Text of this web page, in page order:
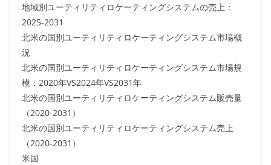
地域別ユーティリティロケーティングシステムの売上：
2025-2031
北米の国別ユーティリティロケーティングシステム市場概
況
北米の国別ユーティリティロケーティングシステム市場規
模：2020年VS2024年VS2031年
北米の国別ユーティリティロケーティングシステム販売量
（2020-2031）
北米の国別ユーティリティロケーティングシステム売上
（2020-2031）
米国